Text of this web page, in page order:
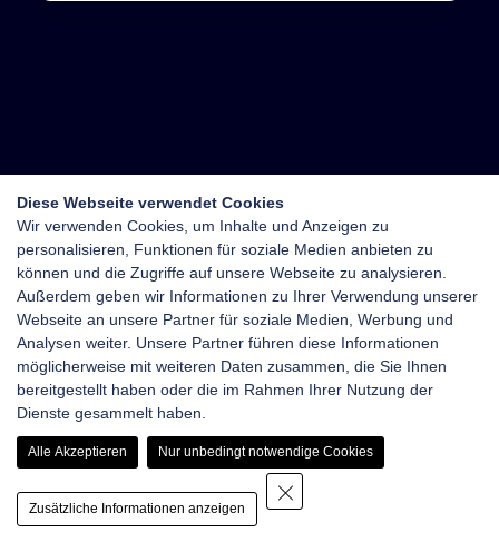
Diese Webseite verwendet Cookies
Wir verwenden Cookies, um Inhalte und Anzeigen zu
personalisieren, Funktionen für soziale Medien anbieten zu
können und die Zugriffe auf unsere Webseite zu analysieren.
Außerdem geben wir Informationen zu Ihrer Verwendung unserer
Webseite an unsere Partner für soziale Medien, Werbung und
Analysen weiter. Unsere Partner führen diese Informationen
möglicherweise mit weiteren Daten zusammen, die Sie Ihnen
bereitgestellt haben oder die im Rahmen Ihrer Nutzung der
Dienste gesammelt haben.
Alle Akzeptieren Nur unbedingt notwendige Cookies
Zusätzliche Informationen anzeigen